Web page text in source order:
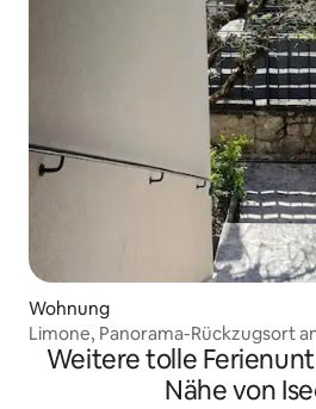
Wohnung
Limone, Panorama-Rückzugsort
Weitere tolle
Nähe von